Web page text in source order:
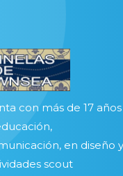
con más de 17 años
en diseño y
scout